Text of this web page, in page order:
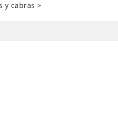
y cabras >